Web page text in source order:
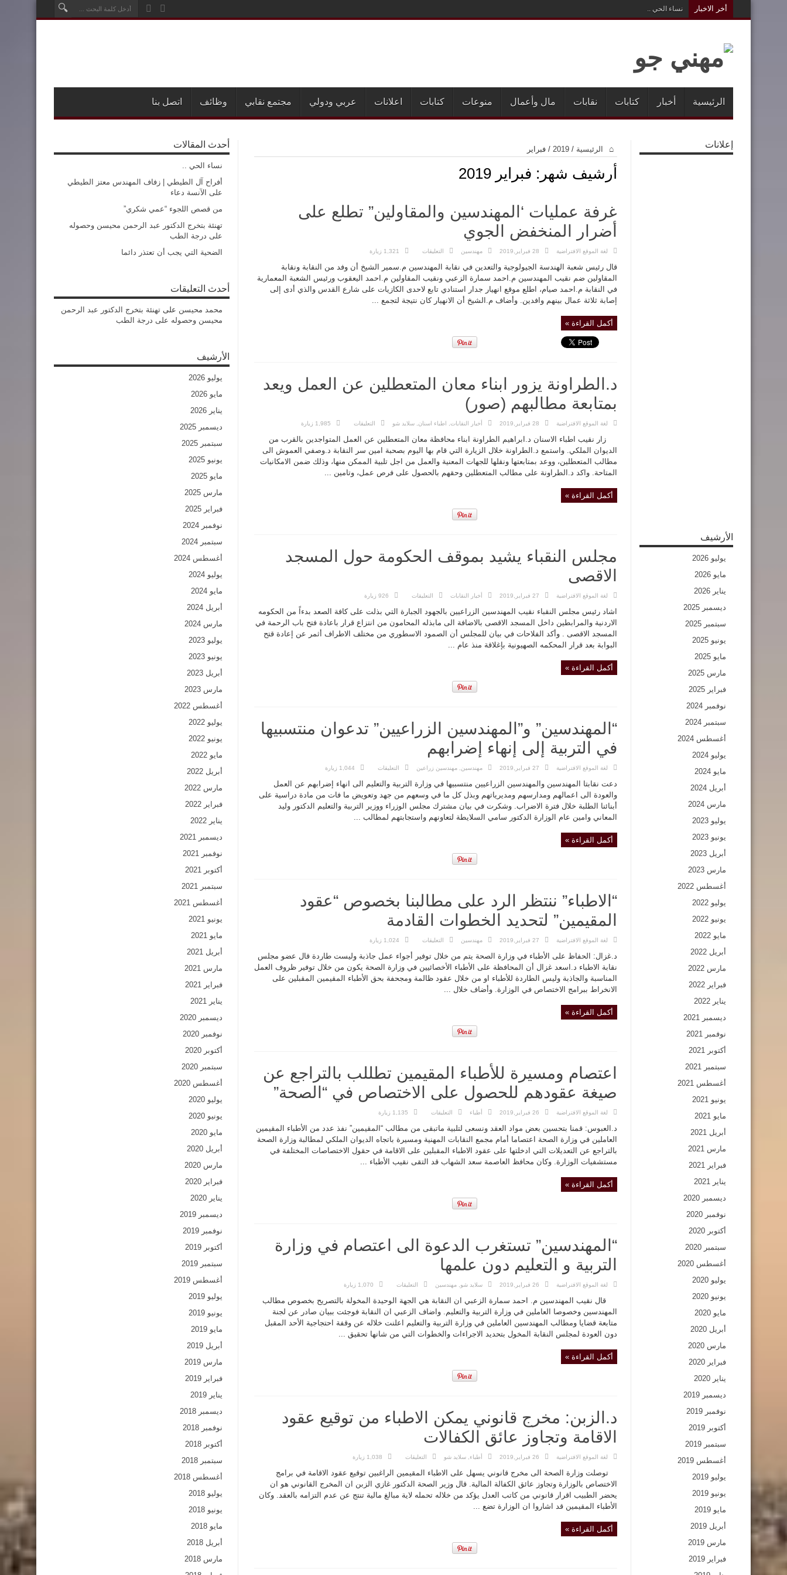
أخر الاخبار نساء الحي ..
الرئيسية أخبار كتابات نقابات مال وأعمال منوعات كتابات اعلانات عربي ودولي مجتمع نقابي وظائف اتصل بنا
الرئيسية /
2019
/ فبراير
أرشيف شهر: فبراير 2019
غرفة عمليات ‘المهندسين والمقاولين” تطلع على
أضرار المنخفض الجوي
لغة الموقع الافتراضية 28 فبراير,2019 مهندسين التعليقات
‘المهندسين
والمقاولين”
تطلع
على
المنخفض
1,321 زيارة
قال رئيس شعبة الهندسة الجيولوجية والتعدين في نقابة المهندسين م.سمير الشيخ أن وفد من النقابة ونقابة
المقاولين ضم نقيب المهندسين م.احمد سمارة الزعبي ونقيب المقاولين م.احمد اليعقوب ورئيس الشعبة المعمارية
في النقابة م.احمد صيام، اطلع موقع انهيار جدار استنادي تابع لاحدى الكازيات على شارع القدس والذي أدى إلى
إصابة ثلاثة عمال بينهم وافدين. وأضاف م.الشيخ أن الانهيار كان نتيجة لتجمع ...
أكمل القراءة »
د.الطراونة يزور ابناء معان المتعطلين عن العمل ويعد
بمتابعة مطالبهم (صور)
لغة الموقع الافتراضية 28 فبراير,2019 أخبار النقابات اطباء اسنان سلايد شو التعليقات
يزور
ابناء
معان
المتعطلين
عن
العمل
ويعد
1,985 زيارة
زار نقيب اطباء الاسنان د.ابراهيم الطراونة ابناء محافظة معان المتعطلين عن العمل المتواجدين بالقرب من
الديوان الملكي. واستمع د.الطراونة خلال الزيارة التي قام بها اليوم بصحبة امين سر النقابة د.وصفي العموش الى
مطالب المتعطلين، ووعد بمتابعتها ونقلها للجهات المعنية والعمل من اجل تلبية الممكن منها، وذلك ضمن الامكانيات
المتاحة. واكد د.الطراونة على مطالب المتعطلين وحقهم بالحصول على فرص عمل، وتامين ...
أكمل القراءة »
مجلس النقباء يشيد بموقف الحكومة حول المسجد
الاقصى
لغة الموقع الافتراضية 27 فبراير,2019 أخبار النقابات التعليقات
النقباء
يشيد
بموقف
الحكومة
حول
المسجد
926 زيارة
اشاد رئيس مجلس النقباء نقيب المهندسين الزراعيين بالجهود الجبارة التي بذلت على كافة الصعد بدءاً من الحكومه
الاردنية والمرابطين داخل المسجد الاقصى بالاضافة الى مابذله المحامون من انتزاع قرار باعادة فتح باب الرحمة في
المسجد الاقصى . وأكد الفلاحات في بيان للمجلس أن الصمود الاسطوري من مختلف الاطراف أثمر عن إعادة قتح
البوابة بعد قرار المحكمه الصهيونية بإغلاقة منذ عام ...
أكمل القراءة »
“المهندسين” و”المهندسين الزراعيين” تدعوان منتسبيها
في التربية إلى إنهاء إضرابهم
لغة الموقع الافتراضية 27 فبراير,2019 مهندسين مهندسين زراعين التعليقات
و”المهندسين
الزراعيين”
تدعوان
منتسبيها
في
التربية
إلى
1,044 زيارة
دعت نقابتا المهندسين والمهندسين الزراعيين منتسبيها في وزارة التربية والتعليم الى انهاء إضرابهم عن العمل
والعودة الى اعمالهم ومدارسهم ومديرياتهم وبذل كل ما في وسعهم من جهد وتعويض ما فات من مادة دراسية على
أبنائنا الطلبة خلال فترة الاضراب. وشكرت في بيان مشترك مجلس الوزراء ووزير التربية والتعليم الدكتور وليد
المعاني وامين عام الوزارة الدكتور سامي السلايطة لتعاونهم واستجابتهم لمطالب ...
أكمل القراءة »
“الاطباء” ننتظر الرد على مطالبنا بخصوص “عقود
المقيمين” لتحديد الخطوات القادمة
لغة الموقع الافتراضية 27 فبراير,2019 مهندسين التعليقات
ننتظر
الرد
على
مطالبنا
بخصوص
“عقود
1,024 زيارة
د.غزال: الحفاظ على الأطباء في وزارة الصحة يتم من خلال توفير أجواء عمل جاذبة وليست طاردة قال عضو مجلس
نقابة الاطباء د.اسعد غزال أن المحافظة على الأطباء الأخصائيين في وزارة الصحة يكون من خلال توفير ظروف العمل
المناسبة والجاذبة وليس الطاردة للأطباء او من خلال عقود ظالمة ومجحفة بحق الأطباء المقيمين المقبلين على
الانخراط ببرامج الاختصاص في الوزارة. وأضاف خلال ...
أكمل القراءة »
اعتصام ومسيرة للأطباء المقيمين تطللب بالتراجع عن
صيغة عقودهم للحصول على الاختصاص في “الصحة”
لغة الموقع الافتراضية 26 فبراير,2019 أطباء التعليقات
للأطباء
المقيمين
تطللب
بالتراجع
عن
صيغة
1,135 زيارة
د.العبوس: قمنا بتحسين بعض مواد العقد ونسعى لتلبية ماتبقى من مطالب “المقيمين” نفذ عدد من الأطباء المقيمين
العاملين في وزارة الصحة اعتصاما أمام مجمع النقابات المهنية ومسيرة باتجاه الديوان الملكي لمطالبة وزارة الصحة
بالتراجع عن التعديلات التي ادخلتها على عقود الاطباء المقبلين على الاقامة في حقول الاختصاصات المختلفة في
مستشفيات الوزارة. وكان محافظ العاصمة سعد الشهاب قد التقى نقيب الأطباء ...
أكمل القراءة »
“المهندسين” تستغرب الدعوة الى اعتصام في وزارة
التربية و التعليم دون علمها
لغة الموقع الافتراضية 26 فبراير,2019 سلايد شو مهندسين التعليقات
تستغرب
الدعوة
الى
اعتصام
في
التربية
1,070 زيارة
قال نقيب المهندسين م. احمد سمارة الزعبي ان النقابة هي الجهة الوحيدة المخولة بالتصريح بخصوص مطالب
المهندسين وخصوصا العاملين في وزارة التربية والتعليم. واضاف الزعبي ان النقابة فوجئت ببيان صادر عن لجنة
متابعة قضايا ومطالب المهندسين العاملين في وزارة التربية والتعليم اعلنت خلاله عن وقفة احتجاجية الأحد المقبل
دون العودة لمجلس النقابة المخول بتحديد الاجراءات والخطوات التي من شانها تحقيق ...
أكمل القراءة »
د.الزبن: مخرج قانوني يمكن الاطباء من توقيع عقود
الاقامة وتجاوز عائق الكفالات
لغة الموقع الافتراضية 26 فبراير,2019 أطباء سلايد شو التعليقات
مخرج
قانوني
يمكن
الاطباء
من
1,038 زيارة
توصلت وزارة الصحة الى مخرج قانوني يسهل على الاطباء المقيمين الراغبين توقيع عقود الاقامة في برامج
الاختصاص بالوزارة وتجاوز عائق الكفالة المالية. قال وزير الصحة الدكتور غازي الزبن ان المخرج القانوني هو ان
يحضر الطبيب اقرار قانوني من كاتب العدل يؤكد من خلاله تحمله لاية مبالغ مالية تنتج عن عدم التزامه بالعقد. وكان
الأطباء المقيمين قد اشاروا ان الوزارة تضع ...
أكمل القراءة »
إعلانات
الأرشيف
يوليو 2026
مايو 2026
يناير 2026
ديسمبر 2025
سبتمبر 2025
يونيو 2025
مايو 2025
مارس 2025
فبراير 2025
نوفمبر 2024
سبتمبر 2024
أغسطس 2024
يوليو 2024
مايو 2024
أبريل 2024
مارس 2024
يوليو 2023
يونيو 2023
أبريل 2023
مارس 2023
أغسطس 2022
يوليو 2022
يونيو 2022
مايو 2022
أبريل 2022
مارس 2022
فبراير 2022
يناير 2022
ديسمبر 2021
نوفمبر 2021
أكتوبر 2021
سبتمبر 2021
أغسطس 2021
يونيو 2021
مايو 2021
أبريل 2021
مارس 2021
فبراير 2021
يناير 2021
ديسمبر 2020
نوفمبر 2020
أكتوبر 2020
سبتمبر 2020
أغسطس 2020
يوليو 2020
يونيو 2020
مايو 2020
أبريل 2020
مارس 2020
فبراير 2020
يناير 2020
ديسمبر 2019
نوفمبر 2019
أكتوبر 2019
سبتمبر 2019
أغسطس 2019
يوليو 2019
يونيو 2019
مايو 2019
أبريل 2019
مارس 2019
فبراير 2019
أحدث المقالات
نساء الحي ..
أفراح آل الطيطي | زفاف المهندس معتز الطيطي
على الآنسة دعاء
من قصص اللجوء “عمي شكري”
تهنئة بتخرج الدكتور عبد الرحمن محيسن وحصوله
على درجة الطب
الضحية التي يجب أن تعتذر دائما
أحدث التعليقات
محمد محيسن على تهنئة بتخرج الدكتور عبد الرحمن
محيسن وحصوله على درجة الطب
الأرشيف
يوليو 2026
مايو 2026
يناير 2026
ديسمبر 2025
سبتمبر 2025
يونيو 2025
مايو 2025
مارس 2025
فبراير 2025
نوفمبر 2024
سبتمبر 2024
أغسطس 2024
يوليو 2024
مايو 2024
أبريل 2024
مارس 2024
يوليو 2023
يونيو 2023
أبريل 2023
مارس 2023
أغسطس 2022
يوليو 2022
يونيو 2022
مايو 2022
أبريل 2022
مارس 2022
فبراير 2022
يناير 2022
ديسمبر 2021
نوفمبر 2021
أكتوبر 2021
سبتمبر 2021
أغسطس 2021
يونيو 2021
مايو 2021
أبريل 2021
مارس 2021
فبراير 2021
يناير 2021
ديسمبر 2020
نوفمبر 2020
أكتوبر 2020
سبتمبر 2020
أغسطس 2020
يوليو 2020
يونيو 2020
مايو 2020
أبريل 2020
مارس 2020
فبراير 2020
يناير 2020
ديسمبر 2019
نوفمبر 2019
أكتوبر 2019
سبتمبر 2019
أغسطس 2019
يوليو 2019
يونيو 2019
مايو 2019
أبريل 2019
مارس 2019
فبراير 2019
يناير 2019
ديسمبر 2018
نوفمبر 2018
أكتوبر 2018
سبتمبر 2018
أغسطس 2018
يوليو 2018
يونيو 2018
مايو 2018
أبريل 2018
مارس 2018